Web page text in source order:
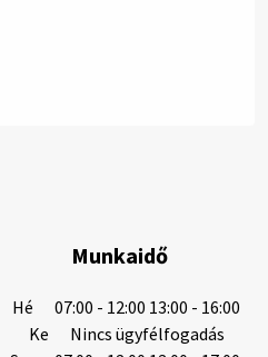
ÉRTETŐDŐ. A tartós
Munkaidő
Hé
07:00 - 12:00 13:00 - 16:00
Ke
Nincs ügyfélfogadás